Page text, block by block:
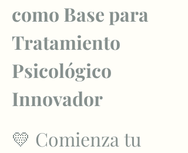
como Base para
Tratamiento
Psicológico
Innovador
💛 Comienza tu